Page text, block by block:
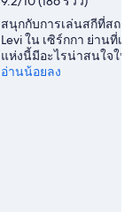
สนุกกับการเล่นสกีที่สถา
Levi ใน เซิร์กกา ย่านที่
แห่งนี้มีอะไรน่าสนใจใ
อ่านน้อยลง